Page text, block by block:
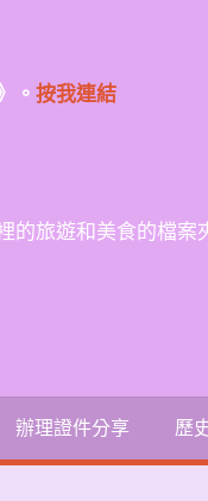
。 按我連結
旅遊和美食的檔案
辦理證件分享 歷